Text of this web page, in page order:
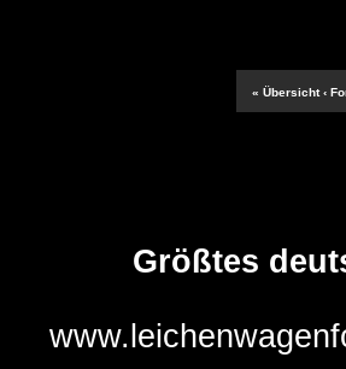
« Übersicht ‹
Größtes